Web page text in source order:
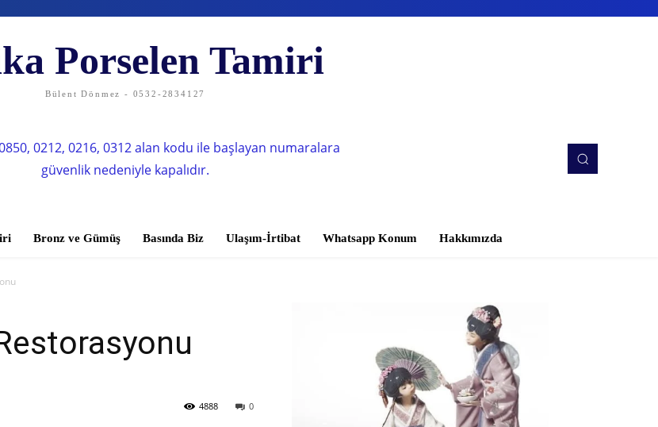
Porselen Tamiri
Bülent Dönmez - 0532-2834127
0212, 0216, 0312 alan kodu ile başlayan numaralara
güvenlik nedeniyle kapalıdır.
Bronz ve Gümüş Basında Biz Ulaşım-İrtibat Whatsapp Konum Hakkımızda
0
4888